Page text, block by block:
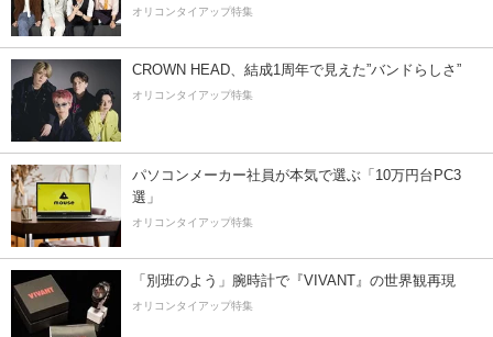
オリコンタイアップ特集
CROWN HEAD、結成1周年で見えた”バンドらしさ”
オリコンタイアップ特集
パソコンメーカー社員が本気で選ぶ「10万円台PC3
選」
オリコンタイアップ特集
「別班のよう」腕時計で『VIVANT』の世界観再現
オリコンタイアップ特集